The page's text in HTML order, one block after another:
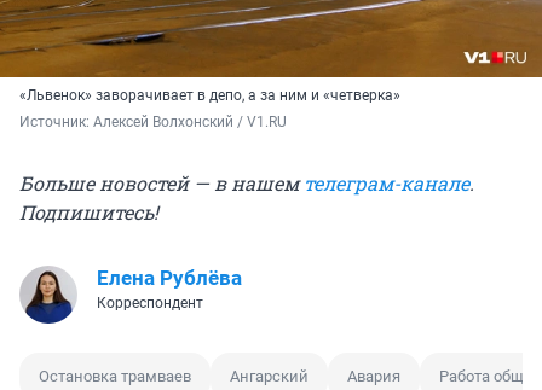
«Львенок» заворачивает в депо, а за ним и «четверка»
Источник: Алексей Волхонский / V1.RU
Больше новостей — в нашемтелеграм-канале.
Подпишитесь!
Елена Рублёва
Корреспондент
Остановка трамваев Ангарский Авария Работа